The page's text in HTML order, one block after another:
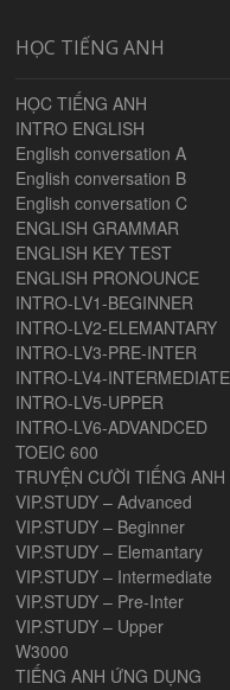
HỌC TIẾNG ANH
HỌC TIẾNG ANH
INTRO ENGLISH
English conversation A
English conversation B
English conversation C
ENGLISH GRAMMAR
ENGLISH KEY TEST
ENGLISH PRONOUNCE
INTRO-LV1-BEGINNER
INTRO-LV2-ELEMANTARY
INTRO-LV3-PRE-INTER
INTRO-LV4-INTERMEDIATE
INTRO-LV5-UPPER
INTRO-LV6-ADVANDCED
TOEIC 600
TRUYỆN CƯỜI TIẾNG ANH
VIP.STUDY – Advanced
VIP.STUDY – Beginner
VIP.STUDY – Elemantary
VIP.STUDY – Intermediate
VIP.STUDY – Pre-Inter
VIP.STUDY – Upper
W3000
TIẾNG ANH ỨNG DỤNG